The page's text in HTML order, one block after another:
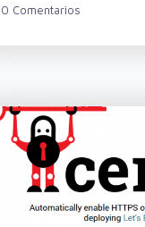
0 Comentarios